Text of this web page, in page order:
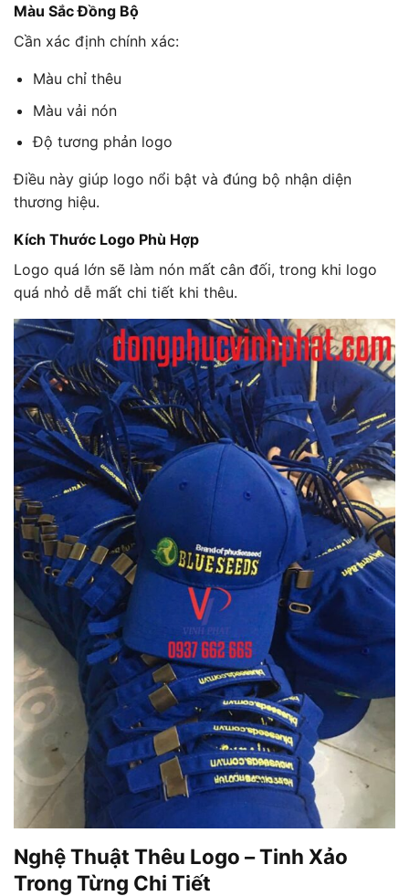
Màu Sắc Đồng Bộ
Cần xác định chính xác:
Màu chỉ thêu
Màu vải nón
Độ tương phản logo
Điều này giúp logo nổi bật và đúng bộ nhận diện
thương hiệu.
Kích Thước Logo Phù Hợp
Logo quá lớn sẽ làm nón mất cân đối, trong khi logo
quá nhỏ dễ mất chi tiết khi thêu.
Nghệ Thuật Thêu Logo – Tinh Xảo
Trong Từng Chi Tiết